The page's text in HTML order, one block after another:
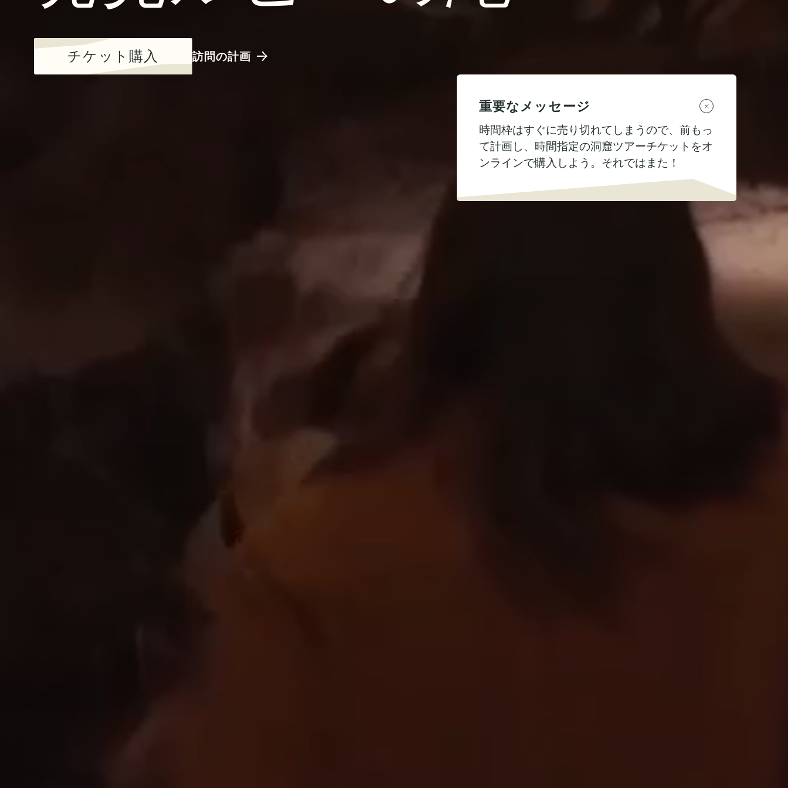
チケット購入 訪問の計画
重要なメッセージ
時間枠はすぐに売り切れてしまうので、前もっ
て計画し、時間指定の洞窟ツアーチケットをオ
ンラインで購入しよう。それではまた！